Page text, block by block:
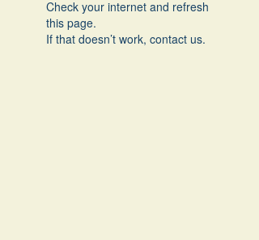
Check your internet and refresh
this page.
If that doesn’t work, contact us.